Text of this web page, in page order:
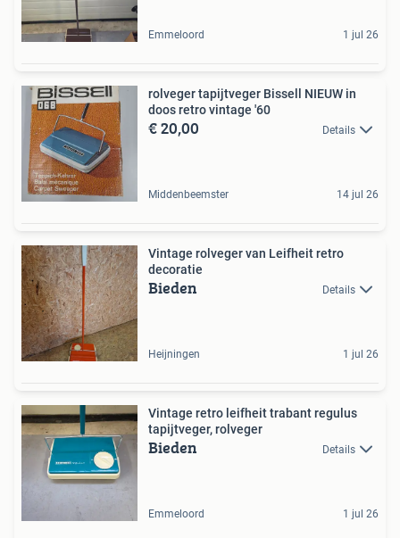
Emmeloord 1 jul 26
rolveger tapijtveger Bissell NIEUW in
doos retro vintage '60
€ 20,00 Details
Middenbeemster 14 jul 26
Vintage rolveger van Leifheit retro
decoratie
Bieden Details
Heijningen 1 jul 26
Vintage retro leifheit trabant regulus
tapijtveger, rolveger
Bieden Details
Emmeloord 1 jul 26